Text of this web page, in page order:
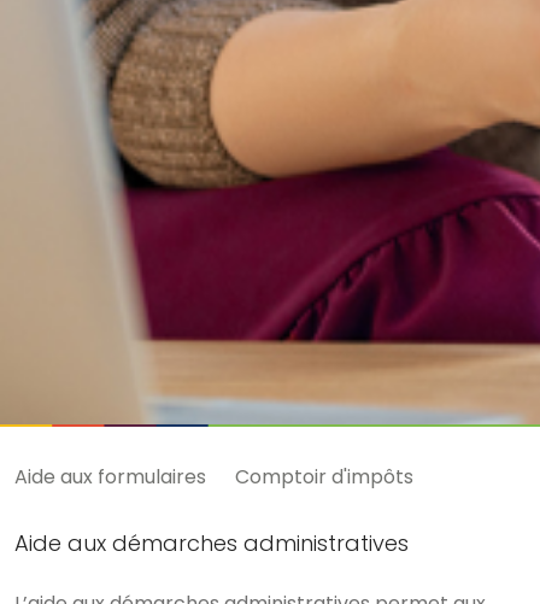
Aide aux formulaires Comptoir d'impôts
Aide aux démarches administratives